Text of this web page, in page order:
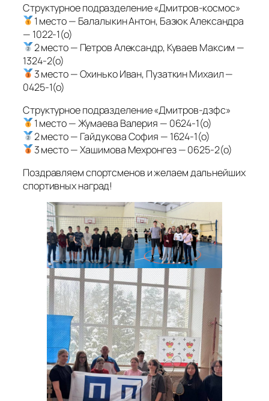
Структурное подразделение «Дмитров-космос»
1 место — Балалыкин Антон, Базюк Александра
— 1022-1(о)
2 место — Петров Александр, Куваев Максим —
1324-2(о)
3 место — Охинько Иван, Пузаткин Михаил —
0425-1(о)
Структурное подразделение «Дмитров-дзфс»
1 место — Жумаева Валерия — 0624-1(о)
2 место — Гайдукова София — 1624-1(о)
3 место — Хашимова Мехронгез — 0625-2(о)
Поздравляем спортсменов и желаем дальнейших
спортивных наград!